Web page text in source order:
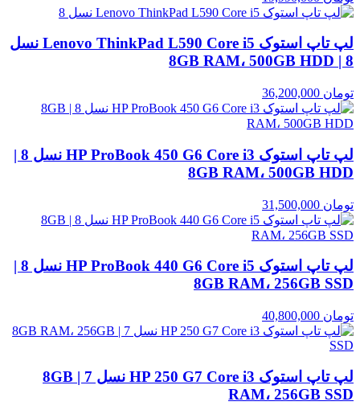
لپ تاپ استوک Lenovo ThinkPad L590 Core i5 نسل
8 | 8GB RAM، 500GB HDD
تومان
لپ تاپ استوک HP ProBook 450 G6 Core i3 نسل 8 |
8GB RAM، 500GB HDD
تومان
لپ تاپ استوک HP ProBook 440 G6 Core i5 نسل 8 |
8GB RAM، 256GB SSD
تومان
لپ تاپ استوک HP 250 G7 Core i3 نسل 7 | 8GB
RAM، 256GB SSD